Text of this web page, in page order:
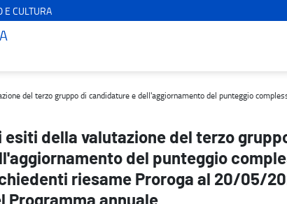
E CULTURA
gruppo di candidature e dell'aggiornamento del
del terzo gruppo di candidature e dell'aggiornamento del punteggio
esiti della valutazione del terzo
del punteggio
riesame Proroga al 20/05/